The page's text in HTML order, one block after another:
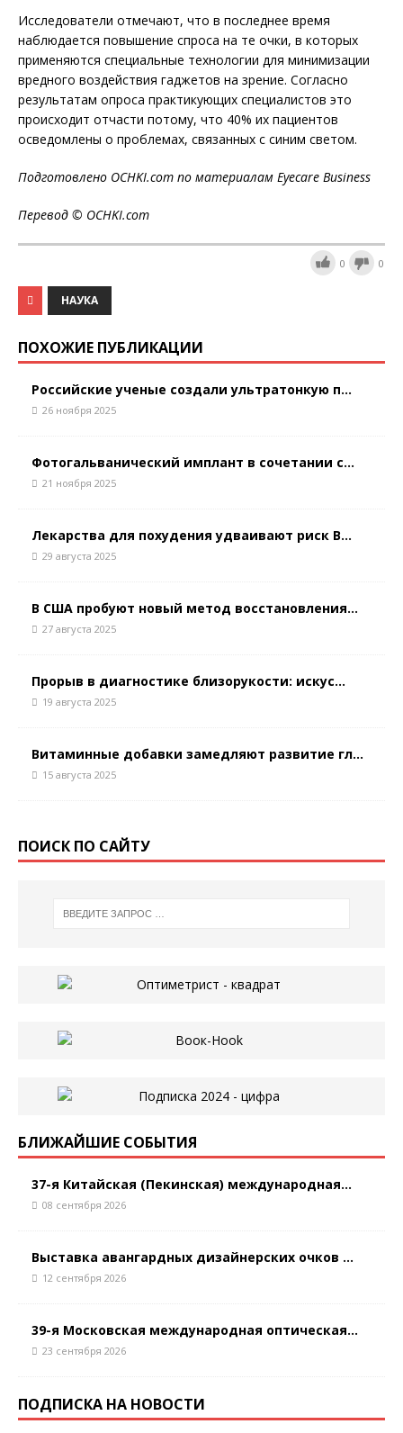
Исследователи отмечают, что в последнее время
наблюдается повышение спроса на те очки, в которых
применяются специальные технологии для минимизации
вредного воздействия гаджетов на зрение. Согласно
результатам опроса практикующих специалистов это
происходит отчасти потому, что 40% их пациентов
осведомлены о проблемах, связанных с синим светом.
Подготовлено OCHKI.com по материалам Eyecare Business
Перевод © OCHKI.com
0 0
НАУКА
ПОХОЖИЕ ПУБЛИКАЦИИ
Российские ученые создали ультратонкую п...
26 ноября 2025
Фотогальванический имплант в сочетании с...
21 ноября 2025
Лекарства для похудения удваивают риск В...
29 августа 2025
В США пробуют новый метод восстановления...
27 августа 2025
Прорыв в диагностике близорукости: искус...
19 августа 2025
Витаминные добавки замедляют развитие гл...
15 августа 2025
ПОИСК ПО САЙТУ
БЛИЖАЙШИЕ СОБЫТИЯ
37-я Китайская (Пекинская) международная...
08 сентября 2026
Выставка авангардных дизайнерских очков ...
12 сентября 2026
39-я Московская международная оптическая...
23 сентября 2026
ПОДПИСКА НА НОВОСТИ